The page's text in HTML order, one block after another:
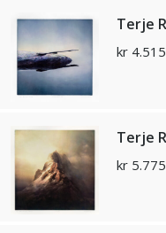
Terje
kr
Terje
kr